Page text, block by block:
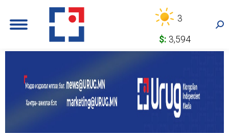
3
$: 3,594